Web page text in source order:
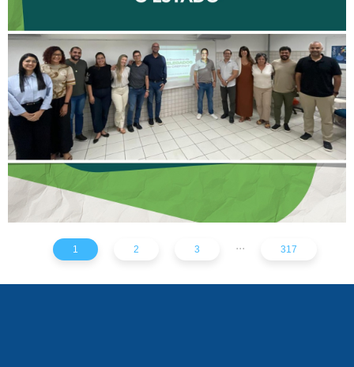
DELEGADOS REFORÇA
AÇÕES PARA TODO O
ESTADO
1 2 3 ... 317